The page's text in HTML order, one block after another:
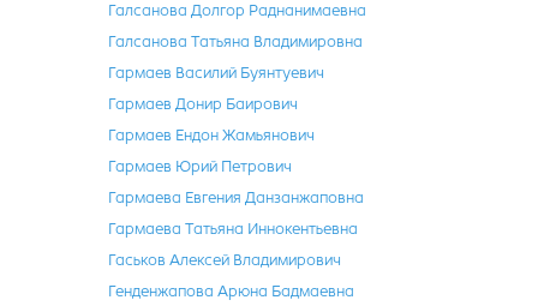
Галсанова Долгор Раднанимаевна
Галсанова Татьяна Владимировна
Гармаев Василий Буянтуевич
Гармаев Донир Баирович
Гармаев Ендон Жамьянович
Гармаев Юрий Петрович
Гармаева Евгения Данзанжаповна
Гармаева Татьяна Иннокентьевна
Гаськов Алексей Владимирович
Генденжапова Арюна Бадмаевна